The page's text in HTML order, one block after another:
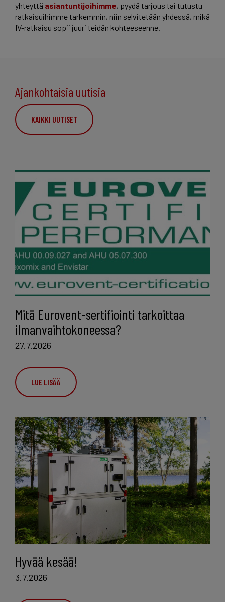
yhteyttä asiantuntijoihimme, pyydä tarjous tai tutustu
ratkaisuihimme tarkemmin, niin selvitetään yhdessä, mikä
IV-ratkaisu sopii juuri teidän kohteeseenne.
Ajankohtaisia uutisia
KAIKKI UUTISET
Mitä Eurovent-sertifiointi tarkoittaa
ilmanvaihtokoneessa?
27.7.2026
LUE LISÄÄ
Hyvää kesää!
3.7.2026